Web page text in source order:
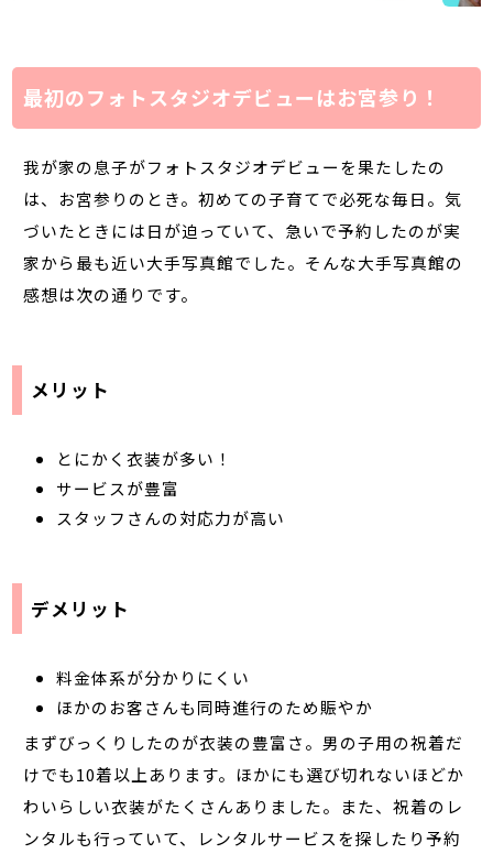
最初のフォトスタジオデビューはお宮参り！
我が家の息子がフォトスタジオデビューを果たしたの
は、お宮参りのとき。初めての子育てで必死な毎日。気
づいたときには日が迫っていて、急いで予約したのが実
家から最も近い大手写真館でした。そんな大手写真館の
感想は次の通りです。
メリット
とにかく衣装が多い！
サービスが豊富
スタッフさんの対応力が高い
デメリット
料金体系が分かりにくい
ほかのお客さんも同時進行のため賑やか
まずびっくりしたのが衣装の豊富さ。男の子用の祝着だ
けでも10着以上あります。ほかにも選び切れないほどか
わいらしい衣装がたくさんありました。また、祝着のレ
ンタルも行っていて、レンタルサービスを探したり予約